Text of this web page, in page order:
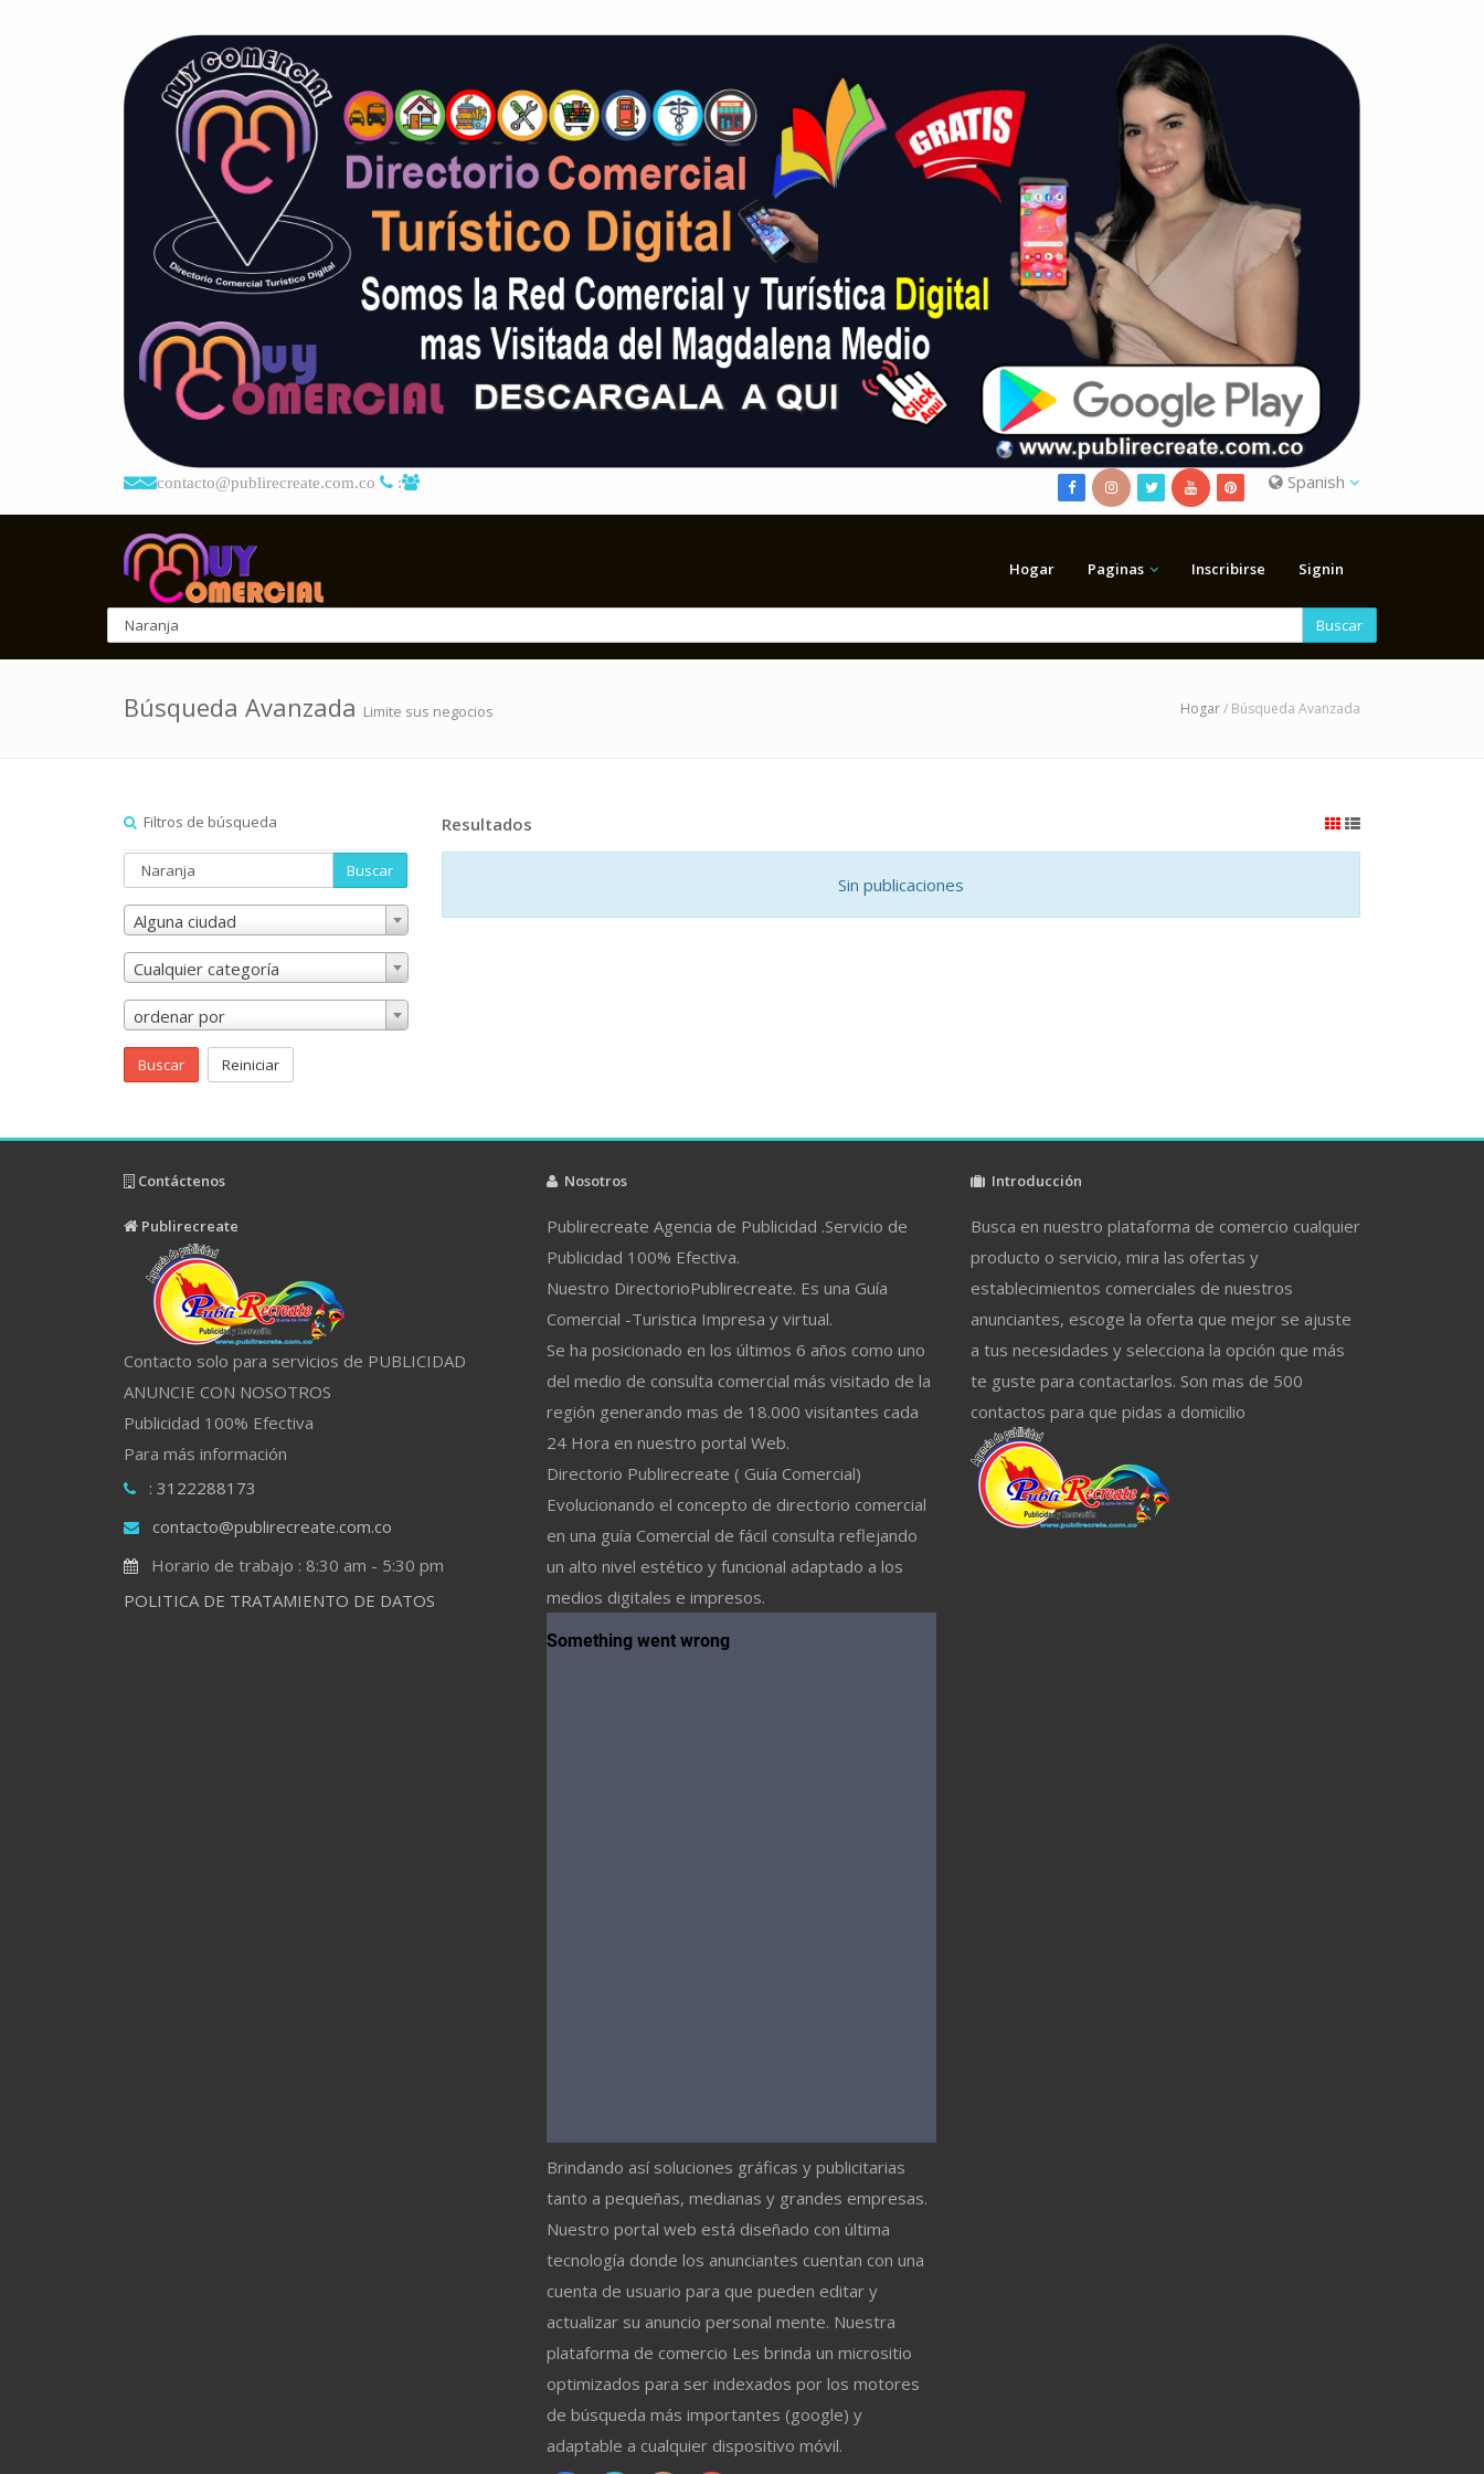
contacto@publirecreate.com.co : Spanish
Hogar Paginas Inscribirse Signin
Buscar
Búsqueda Avanzada Limite sus negocios Hogar/ Búsqueda Avanzada
Filtros de búsqueda
Buscar
Alguna ciudad
Cualquier categoría
ordenar por
Buscar Reiniciar
Resultados
Sin publicaciones
Contáctenos
Publirecreate
Contacto solo para servicios de PUBLICIDAD
ANUNCIE CON NOSOTROS
Publicidad 100% Efectiva
Para más información
: 3122288173
contacto@publirecreate.com.co
Horario de trabajo : 8:30 am - 5:30 pm
POLITICA DE TRATAMIENTO DE DATOS
Nosotros
Publirecreate Agencia de Publicidad .Servicio de
Publicidad 100% Efectiva.
Nuestro DirectorioPublirecreate. Es una Guía
Comercial -Turistica Impresa y virtual.
Se ha posicionado en los últimos 6 años como uno
del medio de consulta comercial más visitado de la
región generando mas de 18.000 visitantes cada
24 Hora en nuestro portal Web.
Directorio Publirecreate ( Guía Comercial)
Evolucionando el concepto de directorio comercial
en una guía Comercial de fácil consulta reflejando
un alto nivel estético y funcional adaptado a los
medios digitales e impresos.
Brindando así soluciones gráficas y publicitarias
tanto a pequeñas, medianas y grandes empresas.
Nuestro portal web está diseñado con última
tecnología donde los anunciantes cuentan con una
cuenta de usuario para que pueden editar y
actualizar su anuncio personal mente. Nuestra
plataforma de comercio Les brinda un micrositio
optimizados para ser indexados por los motores
de búsqueda más importantes (google) y
adaptable a cualquier dispositivo móvil.
Introducción
Busca en nuestro plataforma de comercio cualquier
producto o servicio, mira las ofertas y
establecimientos comerciales de nuestros
anunciantes, escoge la oferta que mejor se ajuste
a tus necesidades y selecciona la opción que más
te guste para contactarlos. Son mas de 500
contactos para que pidas a domicilio